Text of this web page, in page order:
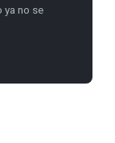
ya no se